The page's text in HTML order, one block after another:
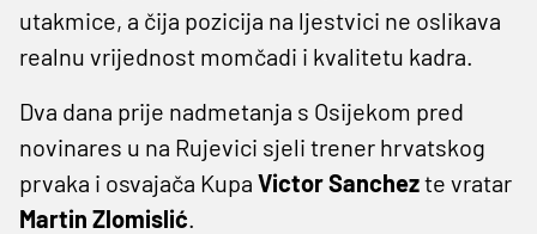
utakmice, a čija pozicija na ljestvici ne oslikava
realnu vrijednost momčadi i kvalitetu kadra.
Dva dana prije nadmetanja s Osijekom pred
novinares u na Rujevici sjeli trener hrvatskog
prvaka i osvajača Kupa Victor Sanchezte vratar
Martin Zlomislić.